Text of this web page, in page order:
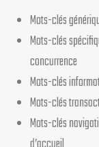
Mots-clés
Mots-clés
concurrence
Mots-clés
Mots-clés
Mots-clés